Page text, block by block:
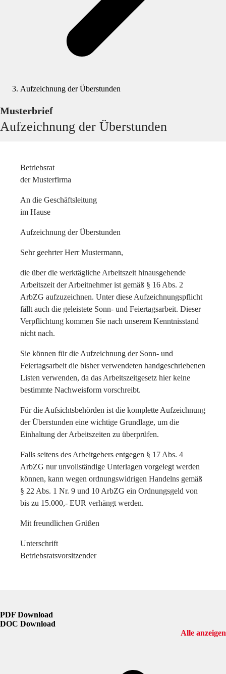
Aufzeichnung der Überstunden
Musterbrief
Aufzeichnung der Überstunden
Betriebsrat
der Musterfirma
An die Geschäftsleitung
im Hause
Aufzeichnung der Überstunden
Sehr geehrter Herr Mustermann,
die über die werktägliche Arbeitszeit hinausgehende
Arbeitszeit der Arbeitnehmer ist gemäß § 16 Abs. 2
ArbZG aufzuzeichnen. Unter diese Aufzeichnungspflicht
fällt auch die geleistete Sonn- und Feiertagsarbeit. Dieser
Verpflichtung kommen Sie nach unserem Kenntnisstand
nicht nach.
Sie können für die Aufzeichnung der Sonn- und
Feiertagsarbeit die bisher verwendeten handgeschriebenen
Listen verwenden, da das Arbeitszeitgesetz hier keine
bestimmte Nachweisform vorschreibt.
Für die Aufsichtsbehörden ist die komplette Aufzeichnung
der Überstunden eine wichtige Grundlage, um die
Einhaltung der Arbeitszeiten zu überprüfen.
Falls seitens des Arbeitgebers entgegen § 17 Abs. 4
ArbZG nur unvollständige Unterlagen vorgelegt werden
können, kann wegen ordnungswidrigen Handelns gemäß
§ 22 Abs. 1 Nr. 9 und 10 ArbZG ein Ordnungsgeld von
bis zu 15.000,- EUR verhängt werden.
Mit freundlichen Grüßen
Unterschrift
Betriebsratsvorsitzender
PDF Download
DOC Download
Alle anzeigen